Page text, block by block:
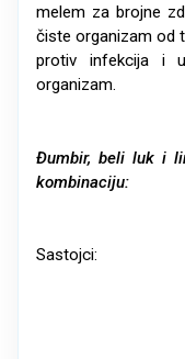
melem za brojne
čiste organizam od
protiv infekcija i
organizam.
Đumbir, beli luk i
kombinaciju:
Sastojci: